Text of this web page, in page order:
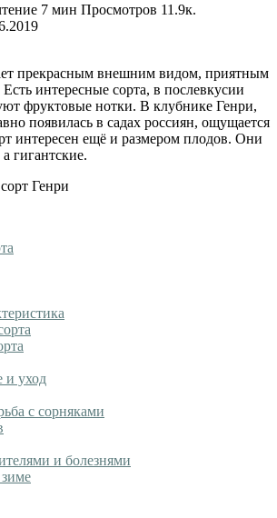
7 мин Просмотров 11.9к.
прекрасным внешним видом, приятным
интересные сорта, в послевкусии
фруктовые нотки. В клубнике Генри,
появилась в садах россиян, ощущается
интересен ещё и размером плодов. Они
гигантские.
и уход
с сорняками
и болезнями